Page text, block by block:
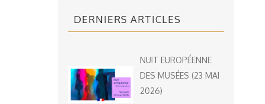
DERNIERS ARTICLES
NUIT EUROPÉENNE
DES MUSÉES (23 MAI
2026)